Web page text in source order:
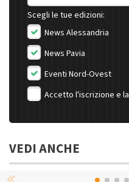
Scegli le tue edizioni:
News Alessandria
News Pavia
Eventi Nord-Ovest
Accetto l'iscrizione e la
VEDI ANCHE